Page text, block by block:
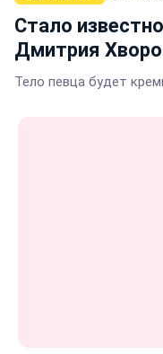
Стало
Дмитрия
Тело певца будет